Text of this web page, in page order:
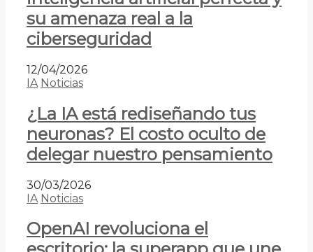
su amenaza real a la
ciberseguridad
12/04/2026
IA Noticias
¿La IA está rediseñando tus
neuronas? El costo oculto de
delegar nuestro pensamiento
30/03/2026
IA Noticias
OpenAI revoluciona el